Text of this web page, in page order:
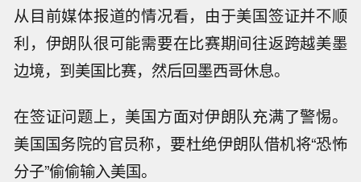
从目前媒体报道的情况看，由于美国签证并不顺
利，伊朗队很可能需要在比赛期间往返跨越美墨
边境，到美国比赛，然后回墨西哥休息。
在签证问题上，美国方面对伊朗队充满了警惕。
美国国务院的官员称，要杜绝伊朗队借机将“恐怖
分子”偷偷输入美国。